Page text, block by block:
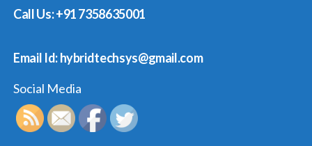
Call Us: +91 7358635001
Email Id: hybridtechsys@gmail.com
Social Media